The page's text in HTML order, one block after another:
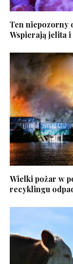
Ten niepozorny
Wspierają jelita i
Wielki pożar w
recyklingu